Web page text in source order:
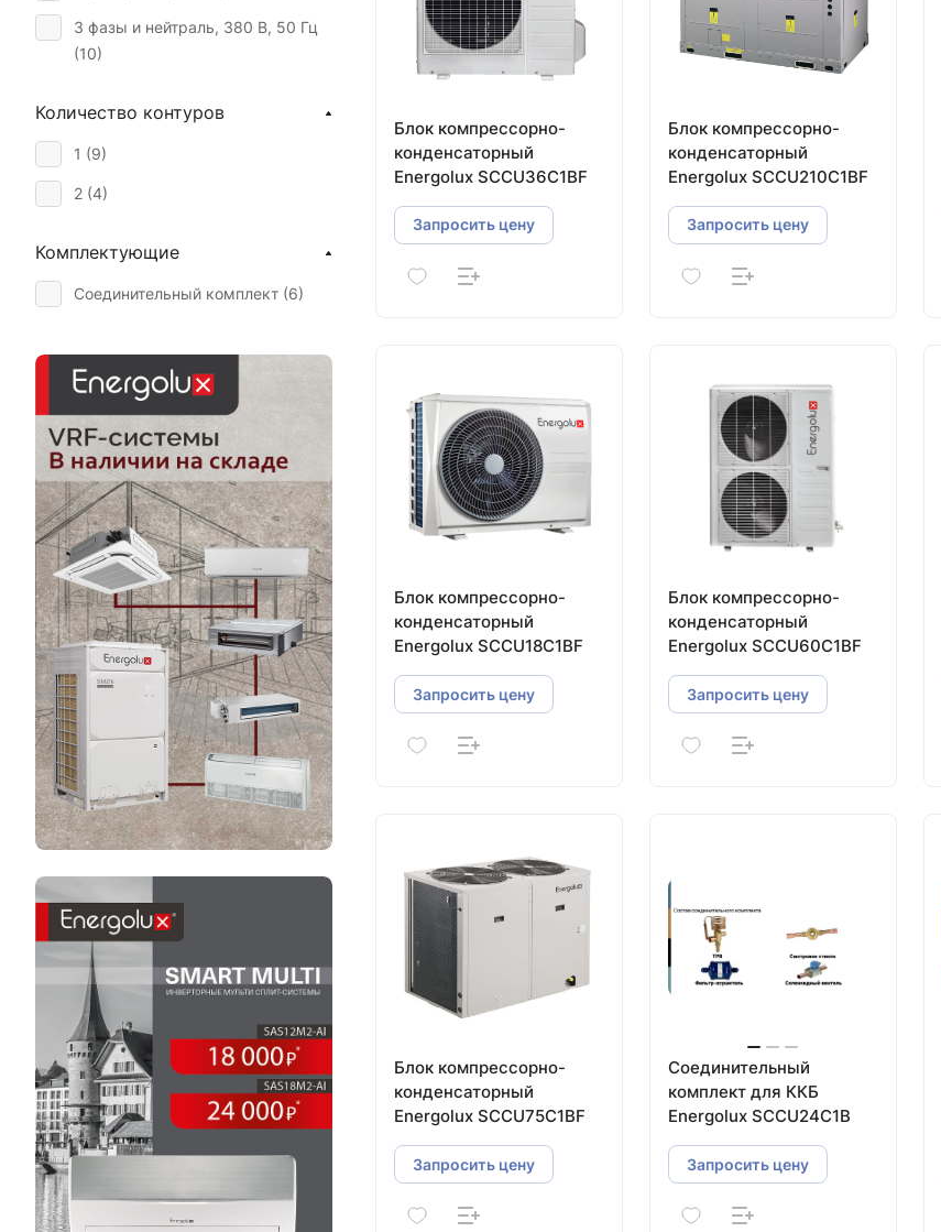
Блок компрессорно-
конденсаторный
Energolux SCCU36C1BF
Запросить цену
Блок компрессорно-
конденсаторный
Energolux SCCU210C1BF
Запросить цену
Блок компрессорно-
конденсаторный
Energolux SCCU18C1BF
Запросить цену
Блок компрессорно-
конденсаторный
Energolux SCCU60C1BF
Запросить цену
Блок компрессорно-
конденсаторный
Energolux SCCU75C1BF
Запросить цену
Соединительный
комплект для ККБ
Energolux SCCU24C1B
Запросить цену
3 фазы и нейтраль, 380 В, 50 Гц
(10)
Количество контуров
1 (9)
2 (4)
Комплектующие
Соединительный комплект (6)